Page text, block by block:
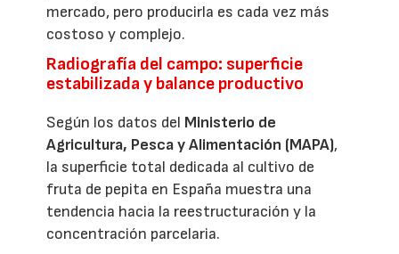
mercado, pero producirla es cada vez más
costoso y complejo.
Radiografía del campo: superficie
estabilizada y balance productivo
Según los datos del Ministerio de
Agricultura, Pesca y Alimentación (MAPA),
la superficie total dedicada al cultivo de
fruta de pepita en España muestra una
tendencia hacia la reestructuración y la
concentración parcelaria.